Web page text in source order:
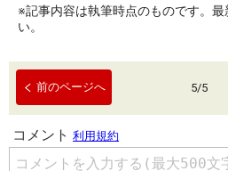
※記事内容は執筆時点のものです。最
い。
前のページへ 5/5